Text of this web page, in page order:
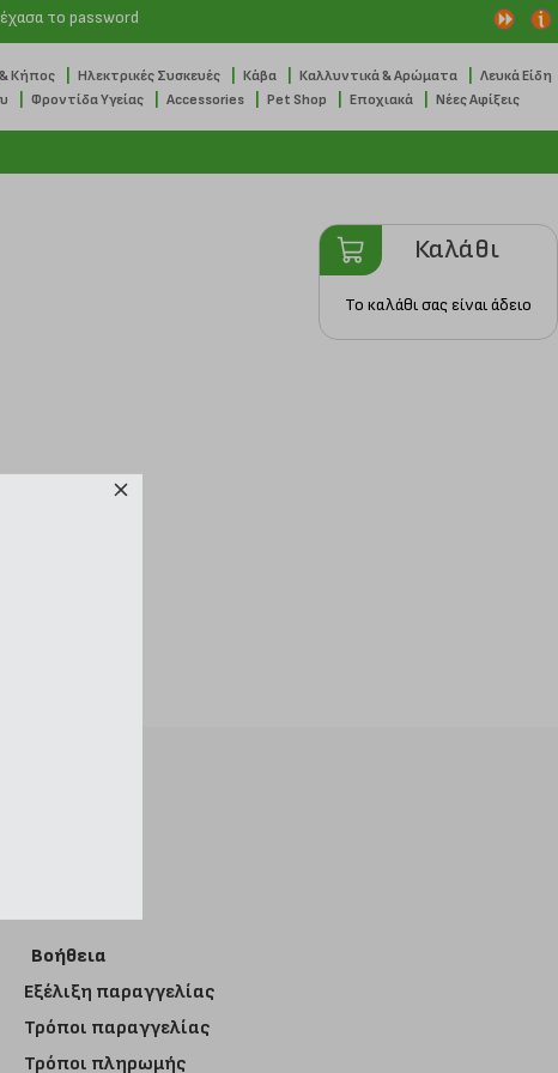
το password
Κήπος Ηλεκτρικές Συσκευές Κάβα Καλλυντικά & Αρώματα Λευκά Είδη
Φροντίδα Υγείας Accessories Pet Shop Εποχιακά Νέες Αφίξεις
Καλάθι
Το καλάθι σας είναι άδειο
Βοήθεια
Εξέλιξη παραγγελίας
Τρόποι παραγγελίας
Τρόποι πληρωμής